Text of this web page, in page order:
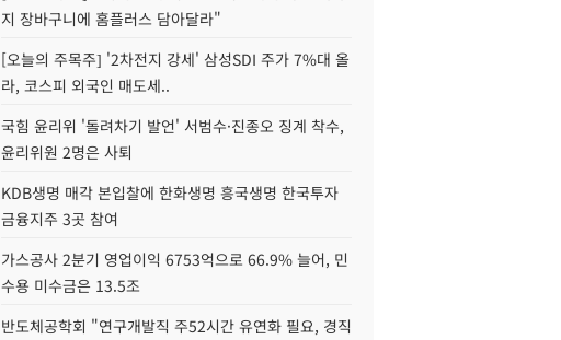
지 장바구니에 홈플러스 담아달라"
[오늘의 주목주] '2차전지 강세' 삼성SDI 주가 7%대 올
라, 코스피 외국인 매도세..
국힘 윤리위 '돌려차기 발언' 서범수·진종오 징계 착수,
윤리위원 2명은 사퇴
KDB생명 매각 본입찰에 한화생명 흥국생명 한국투자
금융지주 3곳 참여
가스공사 2분기 영업이익 6753억으로 66.9% 늘어, 민
수용 미수금은 13.5조
반도체공학회 "연구개발직 주52시간 유연화 필요, 경직